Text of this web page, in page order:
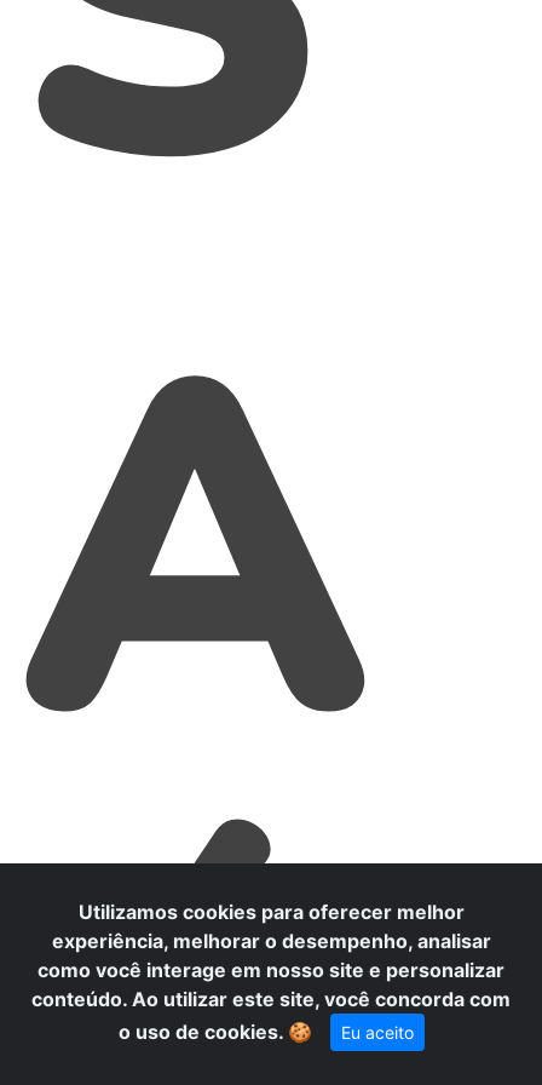
A
Utilizamos cookies para oferecer melhor
experiência, melhorar o desempenho, analisar
como você interage em nosso site e personalizar
conteúdo. Ao utilizar este site, você concorda com
o uso de cookies. 🍪 Eu aceito